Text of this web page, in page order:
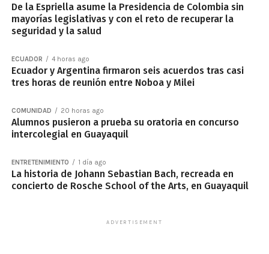
De la Espriella asume la Presidencia de Colombia sin
mayorías legislativas y con el reto de recuperar la
seguridad y la salud
ECUADOR 4 horas ago
Ecuador y Argentina firmaron seis acuerdos tras casi
tres horas de reunión entre Noboa y Milei
COMUNIDAD 20 horas ago
Alumnos pusieron a prueba su oratoria en concurso
intercolegial en Guayaquil
ENTRETENIMIENTO 1 día ago
La historia de Johann Sebastian Bach, recreada en
concierto de Rosche School of the Arts, en Guayaquil
ADVERTISEMENT